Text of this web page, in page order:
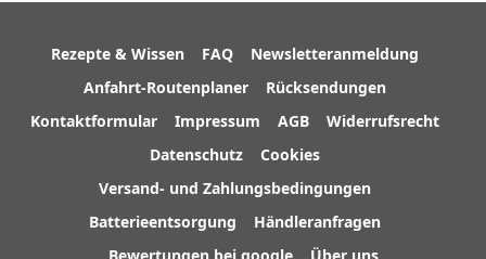
Rezepte & Wissen FAQ
Newsletteranmeldung
Anfahrt-Routenplaner
Rücksendungen
Kontaktformular
Impressum AGB
Widerrufsrecht
Datenschutz
Cookies
Versand- und Zahlungsbedingungen
Batterieentsorgung
Händleranfragen
Bewertungen bei google
Über uns